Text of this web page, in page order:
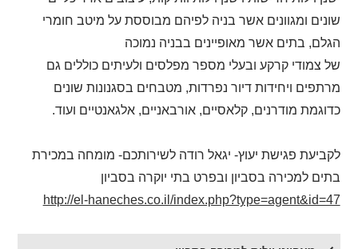
שונים ומגוונים אשר בניה לפיהם מבוססת על מיטב חומרי
הגלם, בתים אשר מאופיינים בבניה נמוכה
של צמודי קרקע ובעלי מספר מפלסים ולעיתים כוללים גם
מרתפים ויחידות דיור נפרדות, מטבחים בסגנונות שונים
כדוגמת מודרנים, קלאסיים, אורבאניים, אלגאנטיים ועוד.
לקביעת פגישת יעוץ- יגאל רודה לשירותכם- מומחה במכירת
בתים למכירה בסביון ובפרט בתי יוקרה בסביון
http://el-haneches.co.il/index.php?type=agent&id=47